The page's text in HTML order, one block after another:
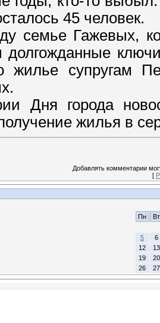
45 человек.
семье Гажевых,
жилье супругам
Дня города
жилья в
Добавлять комментарии
[
Пн Вт
5
6
12
13
19
20
26
27